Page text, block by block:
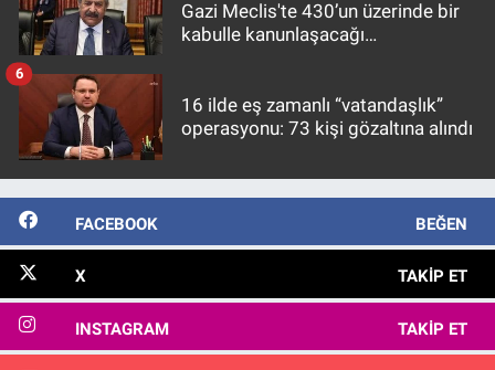
Gazi Meclis'te 430’un üzerinde bir
kabulle kanunlaşacağı
16 ilde eş zamanlı “vatandaşlık”
operasyonu: 73 kişi gözaltına alındı
6
FACEBOOK BEĞEN
X TAKIP ET
INSTAGRAM TAKIP ET